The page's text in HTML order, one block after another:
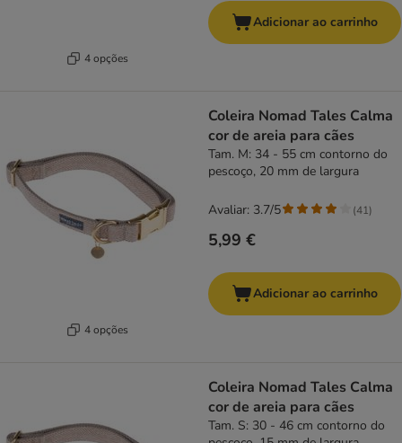
4 opções
Adicionar ao carrinho
4 opções
Coleira Nomad Tales Calma
cor de areia para cães
Tam. M: 34 - 55 cm contorno do
pescoço, 20 mm de largura
5,99 €
Avaliar: 3.7/5 (41)
Adicionar ao carrinho
Coleira Nomad Tales Calma
cor de areia para cães
Tam. S: 30 - 46 cm contorno do